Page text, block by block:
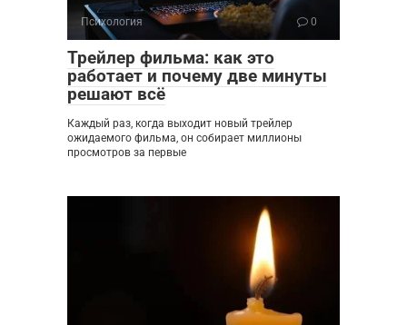
Психология 0
Трейлер фильма: как это
работает и почему две минуты
решают всё
Каждый раз, когда выходит новый трейлер
ожидаемого фильма, он собирает миллионы
просмотров за первые